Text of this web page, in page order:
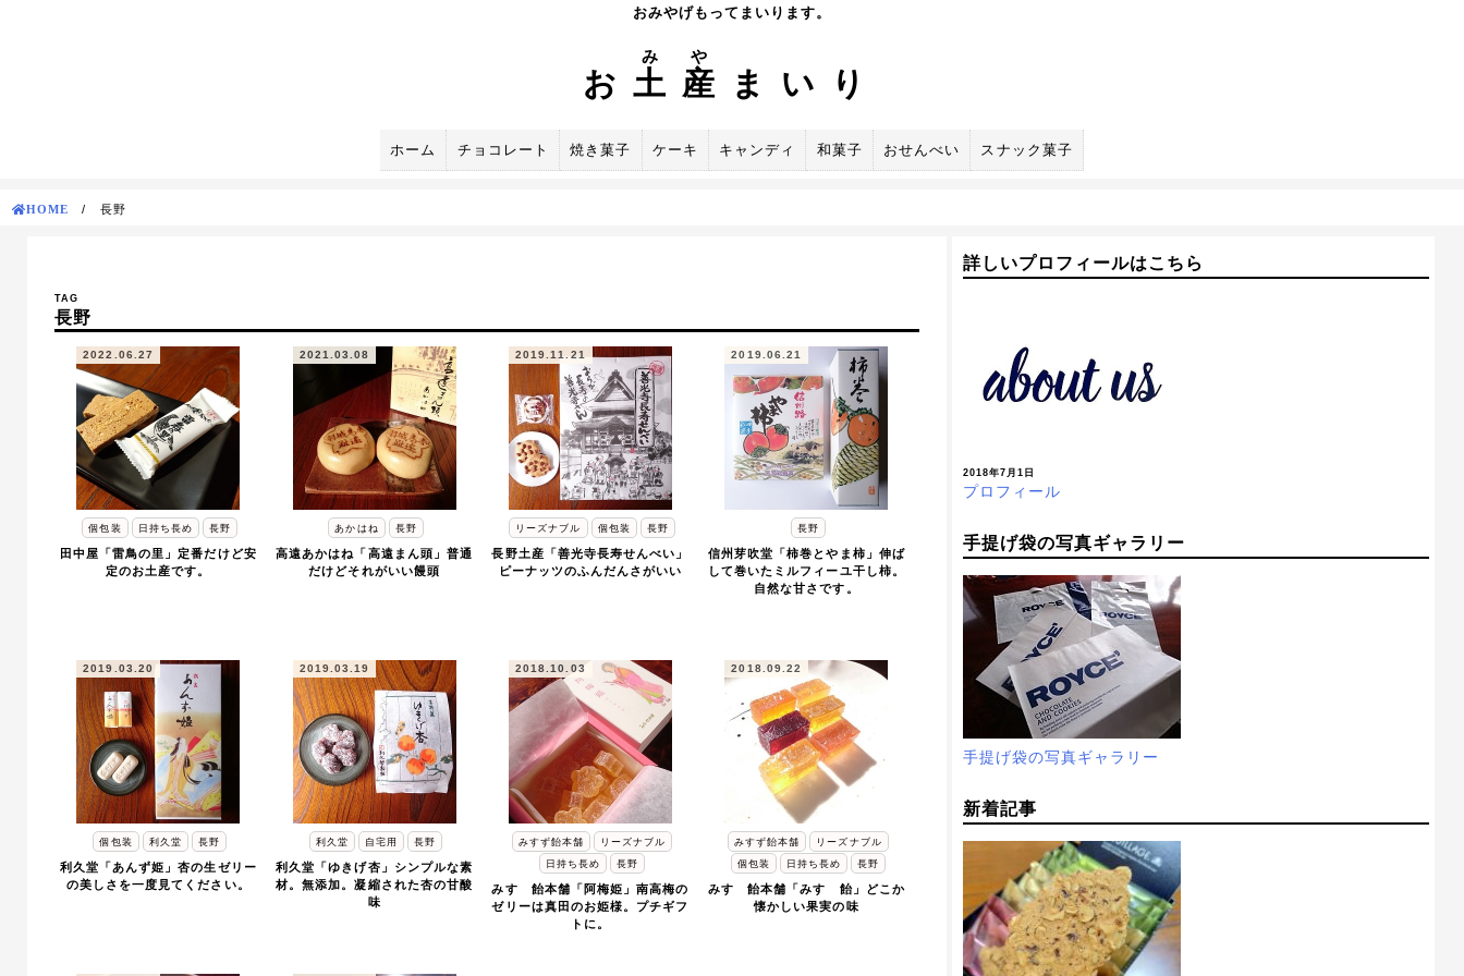
おみやげもってまいります。
お 土
み
産
や
まいり
ホーム チョコレート 焼き菓子 ケーキ キャンディ 和菓子 おせんべい スナック菓子
HOME / 長野
TAG
長野
2022.06.27
個包装 日持ち長め 長野
田中屋「雷鳥の里」定番だけど安
定のお土産です。
2021.03.08
あかはね 長野
高遠あかはね「高遠まん頭」普通
だけどそれがいい饅頭
2019.11.21
リーズナブル 個包装 長野
長野土産「善光寺長寿せんべい」
ピーナッツのふんだんさがいい
2019.06.21
長野
信州芽吹堂「柿巻とやま柿」伸ば
して巻いたミルフィーユ干し柿。
自然な甘さです。
2019.03.20
個包装 利久堂 長野
利久堂「あんず姫」杏の生ゼリー
の美しさを一度見てください。
2019.03.19
利久堂 自宅用 長野
利久堂「ゆきげ杏」シンプルな素
材。無添加。凝縮された杏の甘酸
味
2018.10.03
みすず飴本舗
リーズナブル
日持ち長め
長野
みすゞ飴本舗「阿梅姫」南高梅の
ゼリーは真田のお姫様。プチギフ
トに。
2018.09.22
みすず飴本舗
リーズナブル
個包装
日持ち長め 長野
みすゞ飴本舗「みすゞ飴」どこか
懐かしい果実の味
詳しいプロフィールはこちら
2018年7月1日
プロフィール
手提げ袋の写真ギャラリー
手提げ袋の写真ギャラリー
新着記事